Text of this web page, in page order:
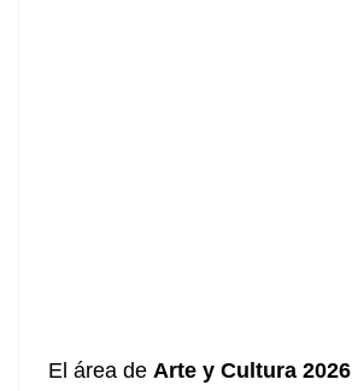
El área de Arte y Cultura 2026